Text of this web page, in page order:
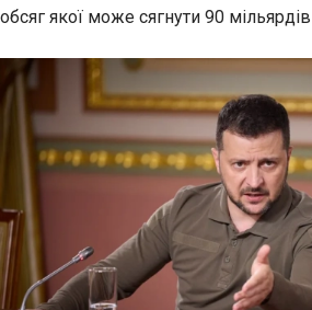
обсяг якої може сягнути 90